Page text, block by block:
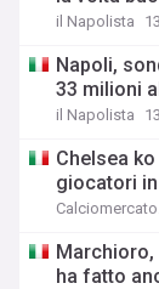
il Napolista
Napoli,
33 milioni
il Napolista
Chelsea
giocatori
Marchioro,
ha fatto